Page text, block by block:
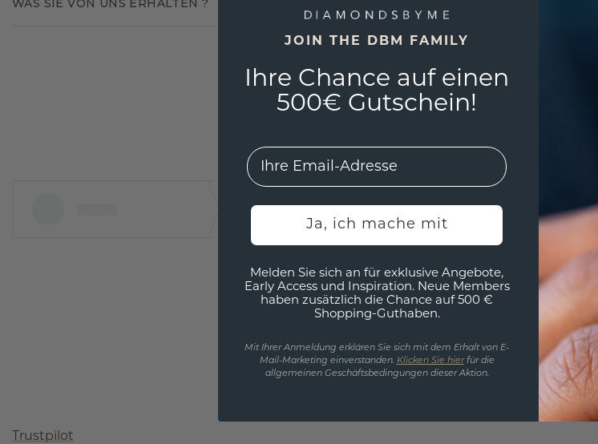
WAS SIE VON UNS ERHALTEN ?
Trustpilot
JOIN THE DBM FAMILY
Ihre Chance auf einen
500€ Gutschein!
EMail
Ja, ich mache mit
Melden Sie sich an für exklusive Angebote,
Early Access und Inspiration. Neue Members
haben zusätzlich die Chance auf 500 €
Shopping-Guthaben.
Mit Ihrer Anmeldung erklären Sie sich mit dem Erhalt von E-
Mail-Marketing einverstanden. Klicken Sie hierfür die
allgemeinen Geschäftsbedingungen dieser Aktion.